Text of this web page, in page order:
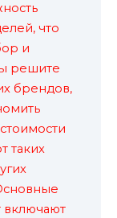
что
и
решите
брендов,
таких
включают